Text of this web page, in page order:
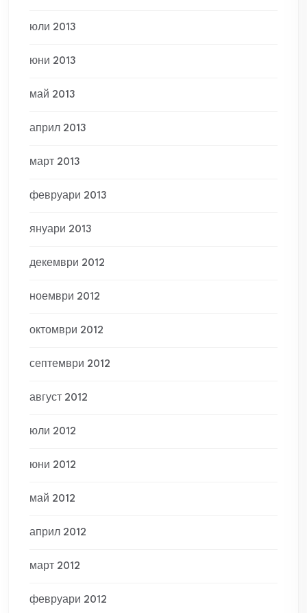
юли 2013
юни 2013
май 2013
април 2013
март 2013
февруари 2013
януари 2013
декември 2012
ноември 2012
октомври 2012
септември 2012
август 2012
юли 2012
юни 2012
май 2012
април 2012
март 2012
февруари 2012